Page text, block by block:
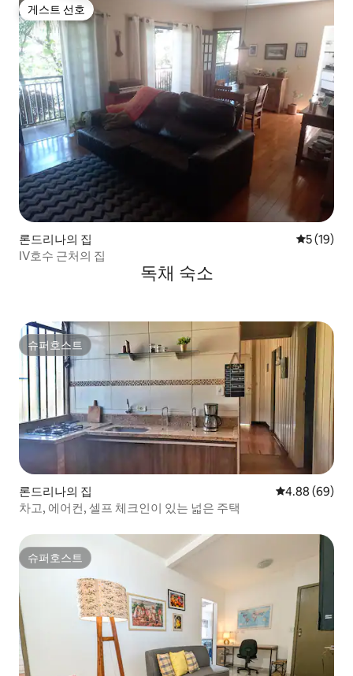
게스트 선호
게스트 선호
론드리나의 집 평점 5점
5 (19)
IV호수 근처의 집
독채 숙소
슈퍼호스트
슈퍼호스트
론드리나의 집 평점 4.88점(5
4.88 (69)
차고, 에어컨, 셀프 체크인이 있는 넓은 주택
슈퍼호스트
슈퍼호스트